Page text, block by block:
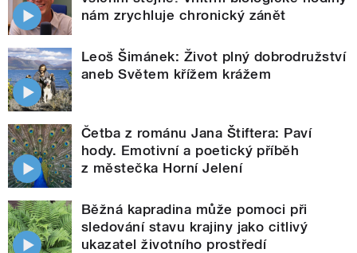
nám zrychluje chronický zánět
Leoš Šimánek: Život plný dobrodružství
aneb Světem křížem krážem
Četba z románu Jana Štiftera: Paví
hody. Emotivní a poetický příběh
z městečka Horní Jelení
Běžná kapradina může pomoci při
sledování stavu krajiny jako citlivý
ukazatel životního prostředí